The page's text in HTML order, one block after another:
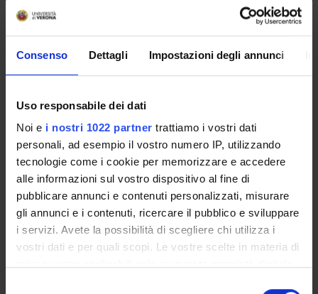
Consenso Dettagli Impostazioni degli annunci
Uso responsabile dei dati
Noi e i nostri 1022 partner trattiamo i vostri dati
personali, ad esempio il vostro numero IP, utilizzando
tecnologie come i cookie per memorizzare e accedere
alle informazioni sul vostro dispositivo al fine di
pubblicare annunci e contenuti personalizzati, misurare
gli annunci e i contenuti, ricercare il pubblico e sviluppare
i servizi. Avete la possibilità di scegliere chi utilizza i
vostri dati e per quali scopi. Le vostre scelte in materia di
Entra in MyUnivr con le tue credenziali GIA: solo così
potrai ricevere notifica di tutti gli avvisi dei tuoi docenti e
della tua segreteria via mail e anche tramite l'app Univr.
MYUNIVR
Insegnamenti
Calendario didattico
Piani didattici e Guide dello studente
Calendario esami
Organi collegiali e di governo
Bacheca avvisi
Agevolazioni economiche
Alloggi